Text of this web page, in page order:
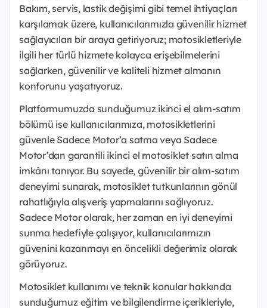
Bakım, servis, lastik değişimi gibi temel ihtiyaçları
karşılamak üzere, kullanıcılarımızla güvenilir hizmet
sağlayıcıları bir araya getiriyoruz; motosikletleriyle
ilgili her türlü hizmete kolayca erişebilmelerini
sağlarken, güvenilir ve kaliteli hizmet almanın
konforunu yaşatıyoruz.
Platformumuzda sunduğumuz ikinci el alım-satım
bölümü ise kullanıcılarımıza, motosikletlerini
güvenle Sadece Motor’a satma veya Sadece
Motor’dan garantili ikinci el motosiklet satın alma
imkânı tanıyor. Bu sayede, güvenilir bir alım-satım
deneyimi sunarak, motosiklet tutkunlarının gönül
rahatlığıyla alışveriş yapmalarını sağlıyoruz.
Sadece Motor olarak, her zaman en iyi deneyimi
sunma hedefiyle çalışıyor, kullanıcılarımızın
güvenini kazanmayı en öncelikli değerimiz olarak
görüyoruz.
Motosiklet kullanımı ve teknik konular hakkında
sunduğumuz eğitim ve bilgilendirme içerikleriyle,